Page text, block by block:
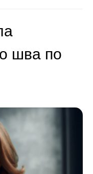
шва по